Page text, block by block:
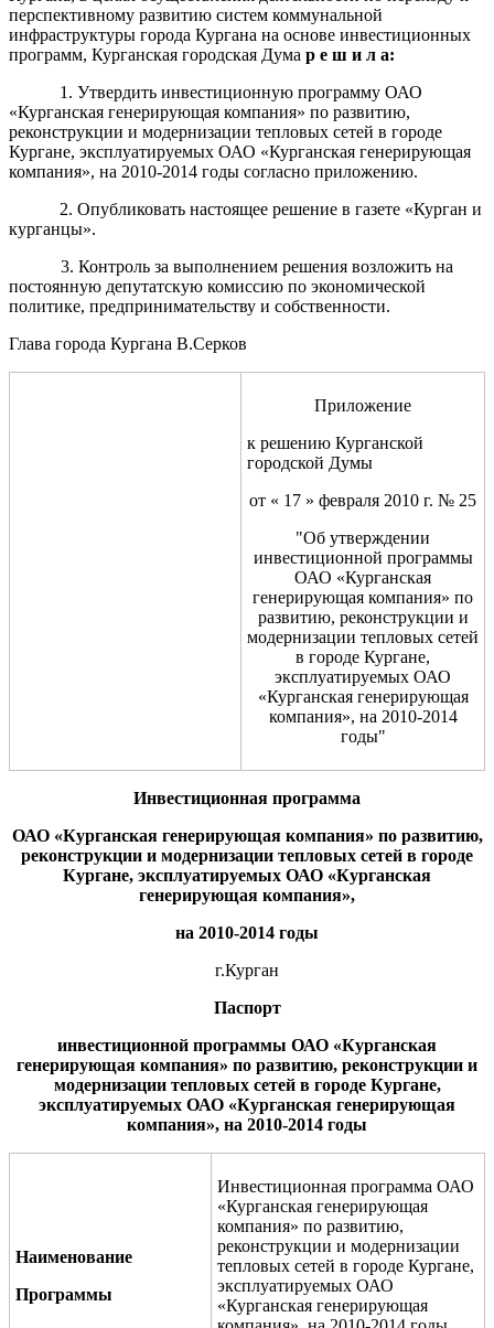
перспективному развитию систем коммунальной
инфраструктуры города Кургана на основе инвестиционных
программ, Курганская городская Дума р е ш и л а:
1. Утвердить инвестиционную программу ОАО
«Курганская генерирующая компания» по развитию,
реконструкции и модернизации тепловых сетей в городе
Кургане, эксплуатируемых ОАО «Курганская генерирующая
компания», на 2010-2014 годы согласно приложению.
2. Опубликовать настоящее решение в газете «Курган и
курганцы».
3. Контроль за выполнением решения возложить на
постоянную депутатскую комиссию по экономической
политике, предпринимательству и собственности.
Глава города Кургана В.Серков
Приложение
к решению Курганской
городской Думы
от « 17 » февраля 2010 г. № 25
"Об утверждении
инвестиционной программы
ОАО «Курганская
генерирующая компания» по
развитию, реконструкции и
модернизации тепловых сетей
в городе Кургане,
эксплуатируемых ОАО
«Курганская генерирующая
компания», на 2010-2014
годы"
Инвестиционная программа
ОАО «Курганская генерирующая компания» по развитию,
реконструкции и модернизации тепловых сетей в городе
Кургане, эксплуатируемых ОАО «Курганская
генерирующая компания»,
на 2010-2014 годы
г.Курган
Паспорт
инвестиционной программы ОАО «Курганская
генерирующая компания» по развитию, реконструкции и
модернизации тепловых сетей в городе Кургане,
эксплуатируемых ОАО «Курганская генерирующая
компания», на 2010-2014 годы
Наименование
Программы
Инвестиционная программа ОАО
«Курганская генерирующая
компания» по развитию,
реконструкции и модернизации
тепловых сетей в городе Кургане,
эксплуатируемых ОАО
«Курганская генерирующая